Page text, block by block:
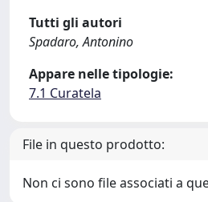
Tutti gli autori
Spadaro, Antonino
Appare nelle tipologie:
7.1 Curatela
File in questo prodotto:
Non ci sono file associati a